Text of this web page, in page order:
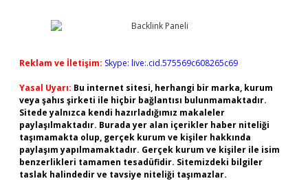
Reklam ve İletişim: Skype: live:.cid.575569c608265c69
Yasal Uyarı: Bu internet sitesi, herhangi bir marka, kurum
veya şahıs şirketi ile hiçbir bağlantısı bulunmamaktadır.
Sitede yalnızca kendi hazırladığımız makaleler
paylaşılmaktadır. Burada yer alan içerikler haber niteliği
taşımamakta olup, gerçek kurum ve kişiler hakkında
paylaşım yapılmamaktadır. Gerçek kurum ve kişiler ile isim
benzerlikleri tamamen tesadüfidir. Sitemizdeki bilgiler
taslak halindedir ve tavsiye niteliği taşımazlar.